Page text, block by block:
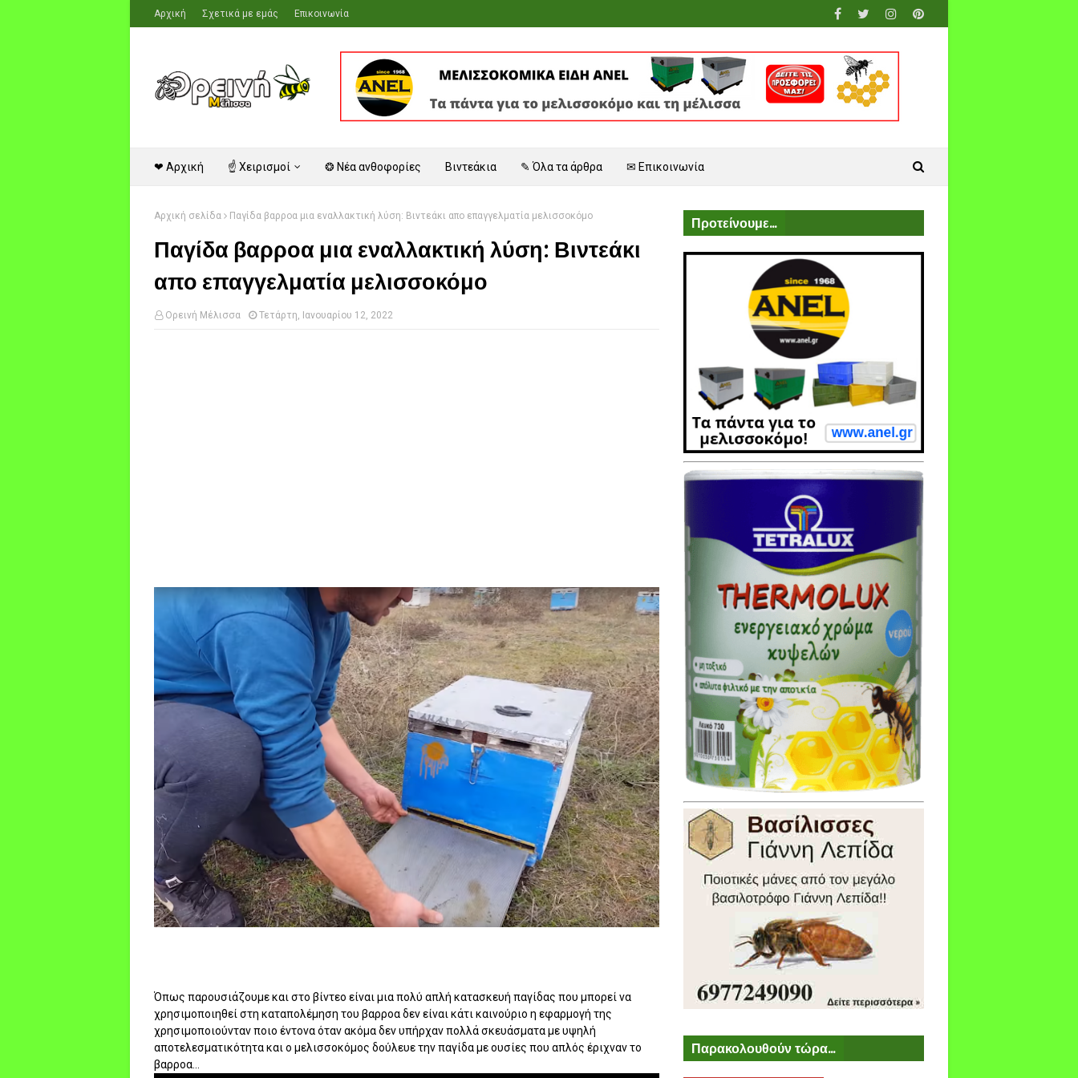
Αρχική Σχετικά με εμάς Επικοινωνία
❤ Αρχική ☝ Χειρισμοί ❂ Νέα ανθοφορίες Βιντεάκια ✎ Όλα τα άρθρα ✉ Επικοινωνία
Αρχική σελίδα Παγίδα βαρροα μια εναλλακτική λύση: Βιντεάκι απο επαγγελματία μελισσοκόμο
Παγίδα βαρροα μια εναλλακτική λύση: Βιντεάκι
απο επαγγελματία μελισσοκόμο
Ορεινή Μέλισσα Τετάρτη, Ιανουαρίου 12, 2022
Όπως παρουσιάζουμε και στο βίντεο είναι μια πολύ απλή κατασκευή παγίδας που μπορεί να
χρησιμοποιηθεί στη καταπολέμηση του βαρροα δεν είναι κάτι καινούριο η εφαρμογή της
χρησιμοποιούνταν ποιο έντονα όταν ακόμα δεν υπήρχαν πολλά σκευάσματα με υψηλή
αποτελεσματικότητα και ο μελισσοκόμος δούλευε την παγίδα με ουσίες που απλός έριχναν το
βαρροα...
Προτείνουμε...
Παρακολουθούν τώρα...